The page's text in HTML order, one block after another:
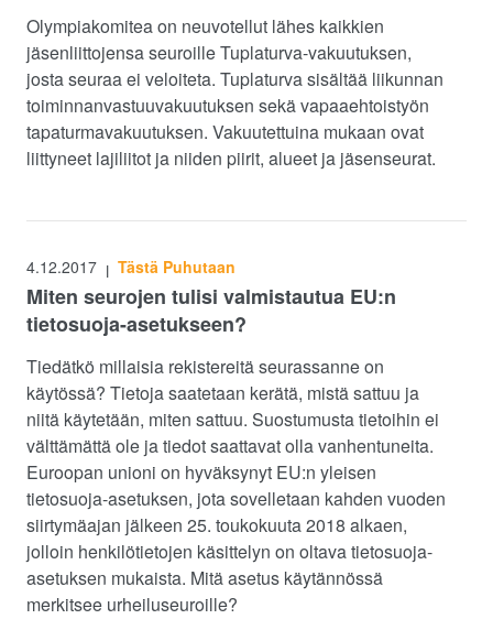
Olympiakomitea on neuvotellut lähes kaikkien
jäsenliittojensa seuroille Tuplaturva-vakuutuksen,
josta seuraa ei veloiteta. Tuplaturva sisältää liikunnan
toiminnanvastuuvakuutuksen sekä vapaaehtoistyön
tapaturmavakuutuksen. Vakuutettuina mukaan ovat
liittyneet lajiliitot ja niiden piirit, alueet ja jäsenseurat.
4.12.2017 | Tästä Puhutaan
Miten seurojen tulisi valmistautua EU:n
tietosuoja-asetukseen?
Tiedätkö millaisia rekistereitä seurassanne on
käytössä? Tietoja saatetaan kerätä, mistä sattuu ja
niitä käytetään, miten sattuu. Suostumusta tietoihin ei
välttämättä ole ja tiedot saattavat olla vanhentuneita.
Euroopan unioni on hyväksynyt EU:n yleisen
tietosuoja-asetuksen, jota sovelletaan kahden vuoden
siirtymäajan jälkeen 25. toukokuuta 2018 alkaen,
jolloin henkilötietojen käsittelyn on oltava tietosuoja-
asetuksen mukaista. Mitä asetus käytännössä
merkitsee urheiluseuroille?